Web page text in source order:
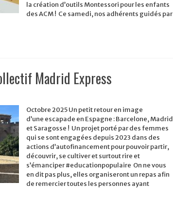
la création d’outils Montessori pour les enfants
des ACM ! Ce samedi, nos adhérents guidés par
Madrid Express
Octobre 2025 Un petit retour en image
d’une escapade en Espagne : Barcelone, Madrid
et Saragosse ! Un projet porté par des femmes
qui se sont engagées depuis 2023 dans des
actions d’autofinancement pour pouvoir partir,
découvrir, se cultiver et surtout rire et
s’émanciper #educationpopulaire On ne vous
en dit pas plus, elles organiseront un repas afin
de remercier toutes les personnes ayant